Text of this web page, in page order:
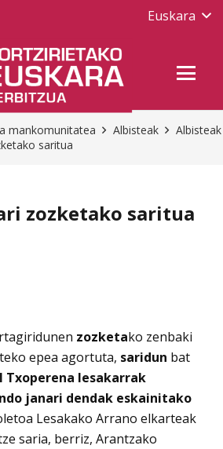
Euskara
mankomunitatea Albisteak
Albisteak
saritua
zozketako saritua
zozketako zenbaki
epea agortuta, saridun bat
Txoperena lesakarrak
janari dendak eskainitako
Lesakako Arrano elkarteak
saria, berriz, Arantzako